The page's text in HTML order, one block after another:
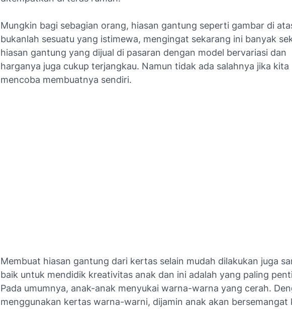
Mungkin bagi sebagian orang, hiasan gantung seperti gambar di
bukanlah sesuatu yang istimewa, mengingat sekarang ini banyak
hiasan gantung yang dijual di pasaran dengan model bervariasi dan
harganya juga cukup terjangkau. Namun tidak ada salahnya jika kita
mencoba membuatnya sendiri.
Membuat hiasan gantung dari kertas selain mudah dilakukan juga
baik untuk mendidik kreativitas anak dan ini adalah yang paling
Pada umumnya, anak-anak menyukai warna-warna yang cerah.
menggunakan kertas warna-warni, dijamin anak akan bersemangat